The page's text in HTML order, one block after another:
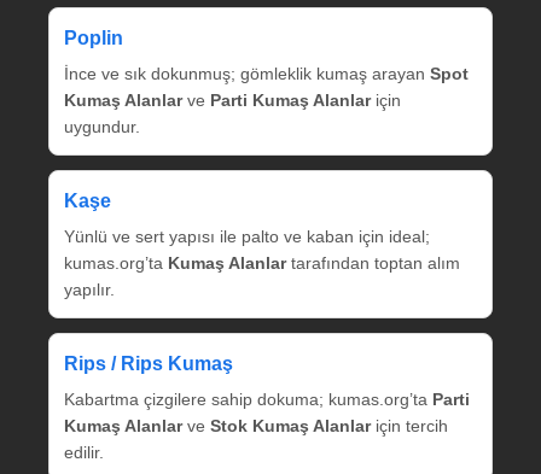
Poplin
İnce ve sık dokunmuş; gömleklik kumaş arayan Spot
Kumaş Alanlarve Parti Kumaş Alanlariçin
uygundur.
Kaşe
Yünlü ve sert yapısı ile palto ve kaban için ideal;
kumas.org’ta Kumaş Alanlartarafından toptan alım
yapılır.
Rips / Rips Kumaş
Kabartma çizgilere sahip dokuma; kumas.org’ta Parti
Kumaş Alanlarve Stok Kumaş Alanlariçin tercih
edilir.